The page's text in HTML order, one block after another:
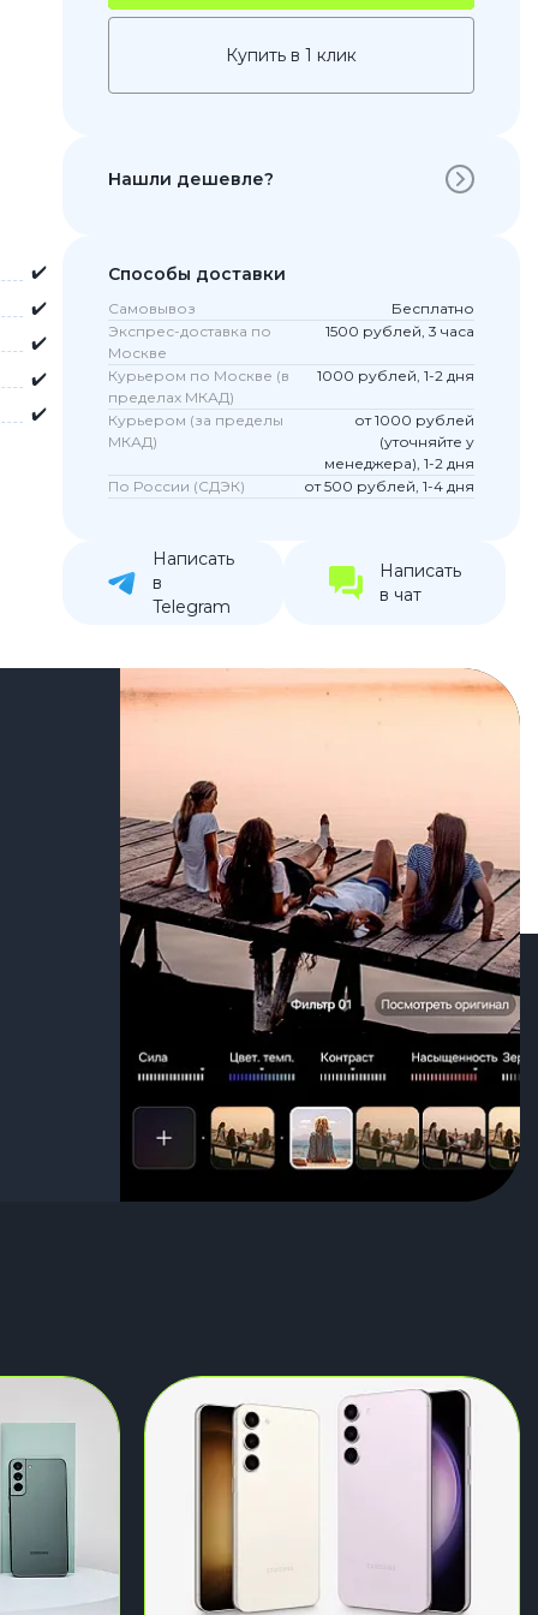
8 Pro
держатели
✔️
✔️
✔️
✔️
✔️
Купить в 1 клик
Нашли дешевле?
Способы доставки
Самовывоз
Бесплатно
Экспрес-доставка по
Москве
1500 рублей, 3 часа
Курьером по Москве (в
пределах МКАД)
1000 рублей, 1-2 дня
Курьером (за пределы
МКАД)
от 1000 рублей
(уточняйте у
менеджера), 1-2 дня
По России (СДЭК)
от 500 рублей, 1-4 дня
Написать
в
Telegram
Написать
в чат